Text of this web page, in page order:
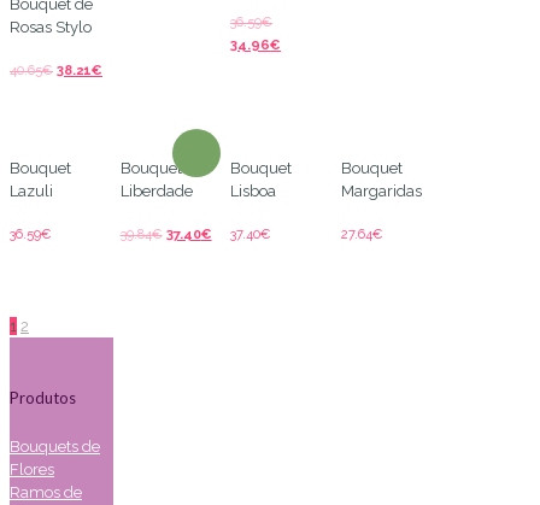
Bouquet de
Rosas Stylo
40.65€ 38.21€
36.59€
34.96€
Bouquet
Lazuli
36.59€
Bouquet
Liberdade
39.84€ 37.40€
Bouquet
Lisboa
37.40€
Bouquet
Margaridas
27.64€
1 2
Produtos
Bouquets de
Flores
Ramos de